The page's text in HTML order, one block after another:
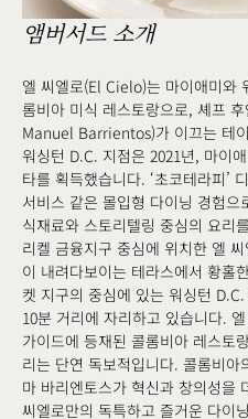
앰버서드 소개
엘 씨엘로(El Cielo)는 마이애미
롬비아 미식 레스토랑으로, 셰프
Manuel Barrientos)가 이끄는 테
워싱턴 D.C. 지점은 2021년, 마이
타를 획득했습니다. ‘초코테라피’
서비스 같은 몰입형 다이닝 경험
식재료와 스토리텔링 중심의 요
리켈 금융지구 중심에 위치한 엘
이 내려다보이는 테라스에서 황
켓 지구의 중심에 있는 워싱턴
10분 거리에 자리하고 있습니다.
가이드에 등재된 콜롬비아 레스
리는 단연 독보적입니다. 콜롬비
마 바리엔토스가 혁신과 창의성